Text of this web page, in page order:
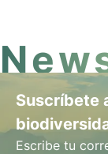
Suscríbete
Escribe tu